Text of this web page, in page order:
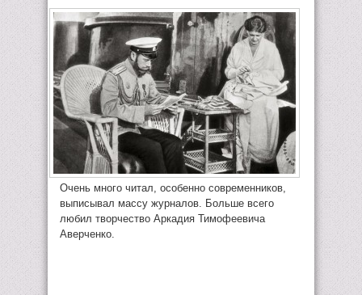
Очень много читал, особенно современников,
выписывал массу журналов. Больше всего
любил творчество Аркадия Тимофеевича
Аверченко.